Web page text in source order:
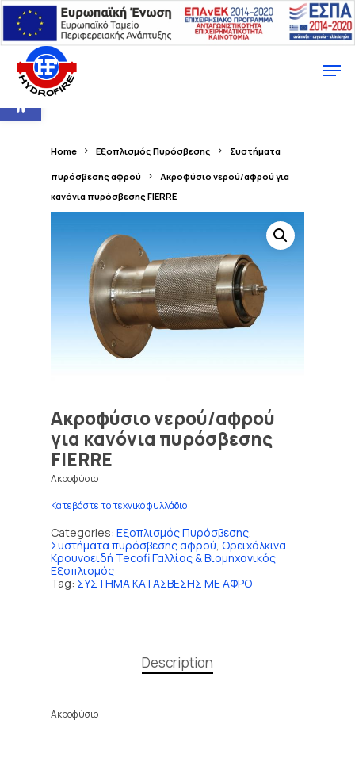
Ανοίξτε τη γραμμή εργαλείων
Home Εξοπλισμός Πυρόσβεσης Συστήματα
πυρόσβεσης αφρού
Ακροφύσιο νερού/αφρού για
κανόνια πυρόσβεσης FIERRE
Ακροφύσιο νερού/αφρού
για κανόνια πυρόσβεσης
FIERRE
Ακροφύσιο
Κατεβάστε το τεχνικό φυλλάδιο
Categories: Εξοπλισμός Πυρόσβεσης,
Συστήματα πυρόσβεσης αφρού, Ορειχάλκινα
Κρουνοειδή Tecofi Γαλλίας & Βιομηχανικός
Εξοπλισμός
Tag: ΣΥΣΤΗΜΑ ΚΑΤΑΣΒΕΣΗΣ ΜΕ ΑΦΡΟ
Description
Ακροφύσιο